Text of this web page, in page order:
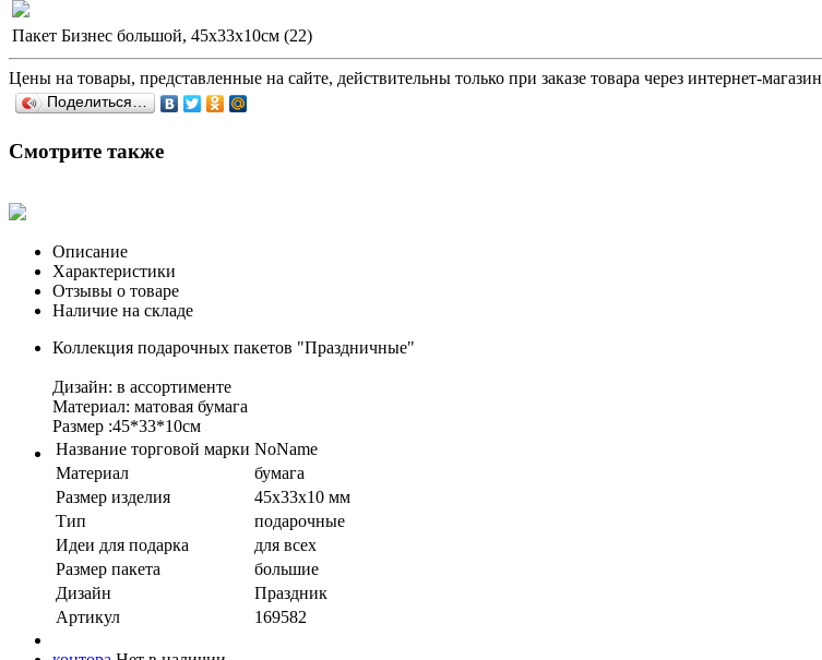
Пакет Бизнес большой, 45х33х10см (22)
Цены на товары, представленные на сайте, действительны только при заказе товара через интернет-магазин
Поделиться…
Смотрите также
Описание
Характеристики
Отзывы о товаре
Наличие на складе
Коллекция подарочных пакетов "Праздничные"
Дизайн: в ассортименте
Материал: матовая бумага
Размер :45*33*10см
Название торговой марки NoName
Материал
бумага
Размер изделия
45х33х10 мм
Тип
подарочные
Идеи для подарка
для всех
Размер пакета
большие
Дизайн
Праздник
Артикул
169582